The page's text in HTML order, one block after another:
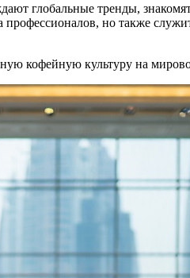
глобальные тренды,
но также
кофейную культуру на